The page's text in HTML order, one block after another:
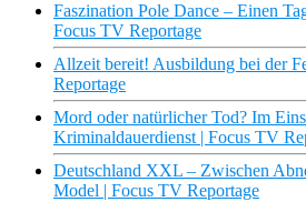
Faszination Pole Dance – Einen
Focus TV Reportage
Allzeit bereit! Ausbildung bei der
Reportage
Mord oder natürlicher Tod? Im
Kriminaldauerdienst | Focus TV
Deutschland XXL – Zwischen
Model | Focus TV Reportage